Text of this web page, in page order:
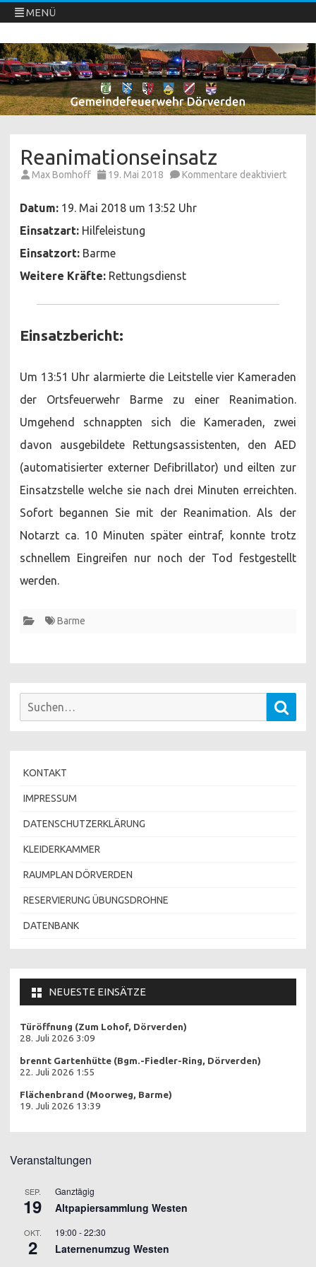
MENÜ
Freiwillige Feuerwehren Dörverden
Direkt
zum
Inhalt
springen
Reanimationseinsatz
Max Bomhoff 19. Mai 2018 Kommentare deaktiviertfür
Datum: 19. Mai 2018 um 13:52 Uhr
Einsatzart: Hilfeleistung
Einsatzort: Barme
Weitere Kräfte: Rettungsdienst
Einsatzbericht:
Um 13:51 Uhr alarmierte die Leitstelle vier Kameraden
der Ortsfeuerwehr Barme zu einer Reanimation.
Umgehend schnappten sich die Kameraden, zwei
davon ausgebildete Rettungsassistenten, den AED
(automatisierter externer Defibrillator) und eilten zur
Einsatzstelle welche sie nach drei Minuten erreichten.
Sofort begannen Sie mit der Reanimation. Als der
Notarzt ca. 10 Minuten später eintraf, konnte trotz
schnellem Eingreifen nur noch der Tod festgestellt
werden.
Barme
Suchen
KONTAKT
IMPRESSUM
DATENSCHUTZERKLÄRUNG
KLEIDERKAMMER
RAUMPLAN DÖRVERDEN
RESERVIERUNG ÜBUNGSDROHNE
DATENBANK
NEUESTE EINSÄTZE
Türöffnung (Zum Lohof, Dörverden)
28. Juli 2026 3:09
brennt Gartenhütte (Bgm.-Fiedler-Ring, Dörverden)
22. Juli 2026 1:55
Flächenbrand (Moorweg, Barme)
19. Juli 2026 13:39
Veranstaltungen
SEP.
19
Ganztägig
Altpapiersammlung Westen
OKT.
2
19:00 -22:30
Laternenumzug Westen